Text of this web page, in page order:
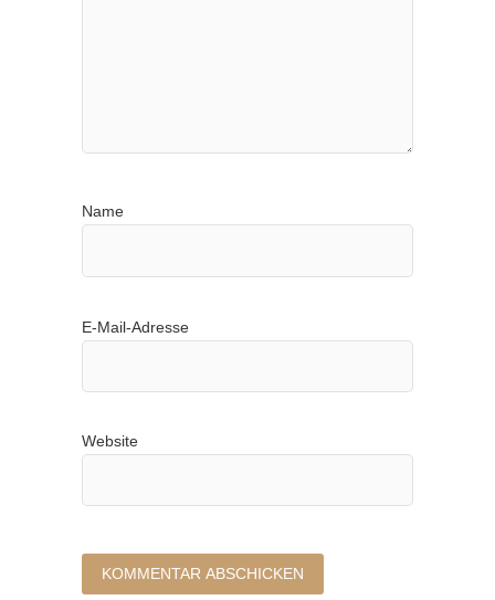
Name
E-Mail-Adresse
Website